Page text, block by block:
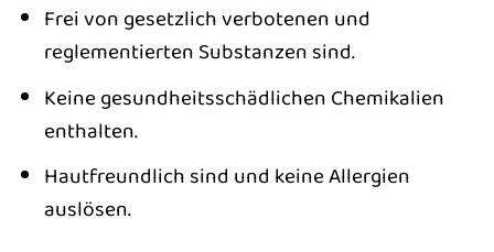
Frei von gesetzlich verbotenen und
reglementierten Substanzen sind.
Keine gesundheitsschädlichen Chemikalien
enthalten.
Hautfreundlich sind und keine Allergien
auslösen.